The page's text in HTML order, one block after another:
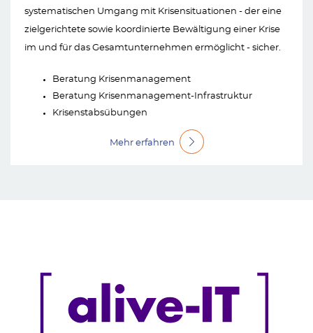
systematischen Umgang mit Krisensituationen - der eine
zielgerichtete sowie koordinierte Bewältigung einer Krise
im und für das Gesamtunternehmen ermöglicht - sicher.
Beratung Krisenmanagement
Beratung Krisenmanagement-Infrastruktur
Krisenstabsübungen
Mehr erfahren